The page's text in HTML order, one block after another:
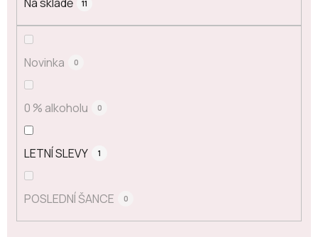
11
Novinka 0
0 % alkoholu 0
LETNÍ SLEVY 1
POSLEDNÍ ŠANCE 0